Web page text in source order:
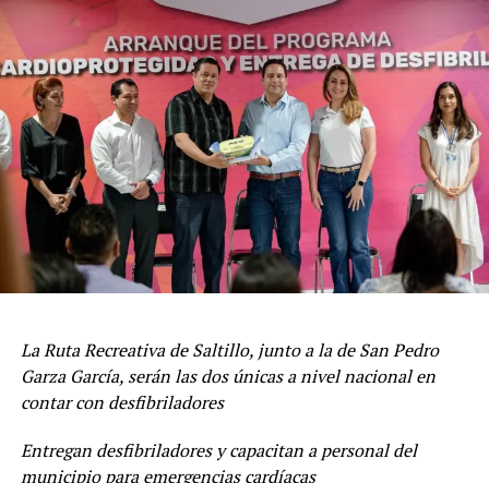
La Ruta Recreativa de Saltillo, junto a la de San Pedro
Garza García, serán las dos únicas a nivel nacional en
contar con desfibriladores
Entregan desfibriladores y capacitan a personal del
municipio para emergencias cardíacas